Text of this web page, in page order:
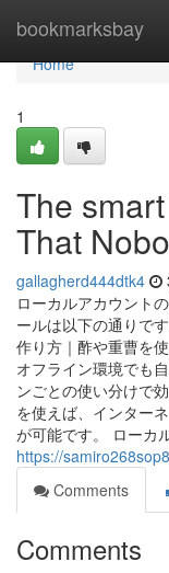
bookmarksbay
Home
Home
1
The
That
gallagherd444dtk4
ローカルアカウント
ールは以下の通りで
作り方｜酢や重曹を
オフライン環境でも
ンごとの使い分けで
を使えば、インター
が可能です。 ローカ
https://
Comments
Comments